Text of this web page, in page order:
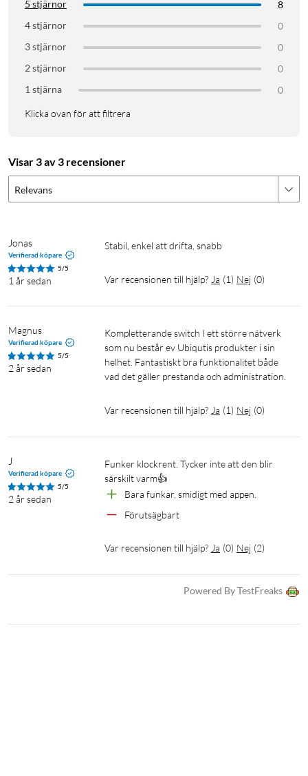
5 stjärnor
8
4 stjärnor
0
3 stjärnor
0
2 stjärnor
0
1 stjärna
0
Klicka ovan för att filtrera
Visar 3 av 3 recensioner
Relevans
Jonas
Verifierad köpare
5/5
1 år sedan
Stabil, enkel att drifta, snabb
Var recensionen till hjälp? Ja (1) Nej (0)
Magnus
Verifierad köpare
5/5
2 år sedan
Kompletterande switch I ett större nätverk
som nu består ev Ubiqutis produkter i sin
helhet. Fantastiskt bra funktionalitet både
vad det gäller prestanda och administration.
Var recensionen till hjälp? Ja (1) Nej (0)
J
Verifierad köpare
5/5
2 år sedan
Funker klockrent. Tycker inte att den blir
särskilt varm👍
Bara funkar, smidigt med appen.
Förutsägbart
Var recensionen till hjälp? Ja (0) Nej (2)
Powered By TestFreaks